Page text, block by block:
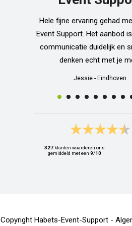
Hele fijne ervaring gehad
Event Support. Het aanbod
communicatie duidelijk en
denken echt met je
Jessie - Eindhoven
327klanten waarderen ons
gemiddeld met een 9/10
Copyright Habets-Event-Support -